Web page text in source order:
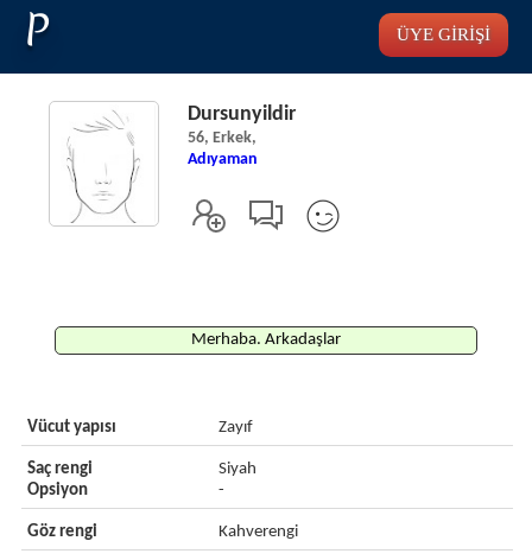
P ÜYE GİRİŞİ
Dursunyildir
56, Erkek,
Adıyaman
Merhaba. Arkadaşlar
Vücut yapısı Zayıf
Saç rengi
Opsiyon
Siyah
-
Göz rengi Kahverengi